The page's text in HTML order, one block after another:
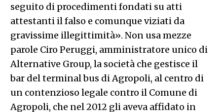
seguito di procedimenti fondati su atti
attestanti il falso e comunque viziati da
gravissime illegittimità». Non usa mezze
parole Ciro Peruggi, amministratore unico di
Alternative Group, la società che gestisce il
bar del terminal bus di Agropoli, al centro di
un contenzioso legale contro il Comune di
Agropoli, che nel 2012 gli aveva affidato in